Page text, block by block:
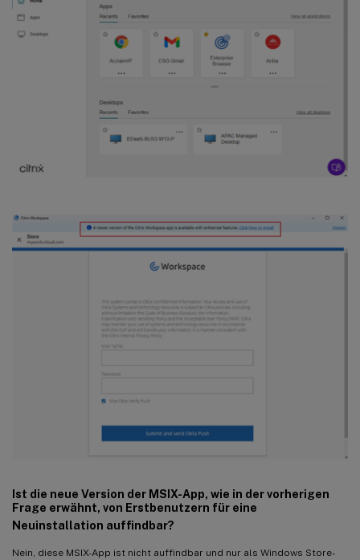
Ist die neue Version der MSIX-App, wie in der vorherigen
Frage erwähnt, von Erstbenutzern für eine
Neuinstallation auffindbar?
Nein, diese MSIX-App ist nicht auffindbar und nur als Windows Store-